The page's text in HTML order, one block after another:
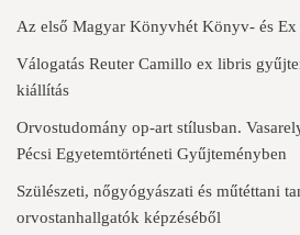
Az első Magyar Könyvhét Könyv- és Ex
Válogatás Reuter Camillo ex libris
kiállítás
Orvostudomány op-art stílusban.
Pécsi Egyetemtörténeti Gyűjteményben
Szülészeti, nőgyógyászati és műtéttani
orvostanhallgatók képzéséből